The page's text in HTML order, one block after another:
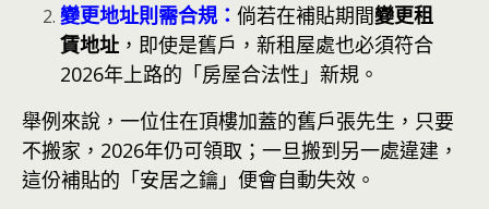
變更地址則需合規： 倘若在補貼期間變更租
賃地址 ，即使是舊戶，新租屋處也必須符合
2026年上路的「房屋合法性」新規。
舉例來說，一位住在頂樓加蓋的舊戶張先生，只要
不搬家，2026年仍可領取；一旦搬到另一處違建，
這份補貼的「安居之鑰」便會自動失效。